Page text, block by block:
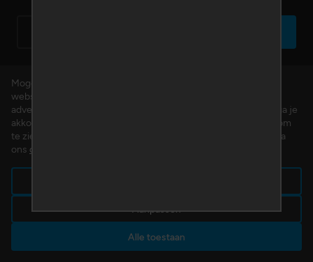
Mogen we cookies plaatsen? We gebruiken cookies om de
website te verbeteren en om gepersonaliseerde inhoud en
advertenties aan te bieden. Door op 'Alle toestaan' te klikken, ga je
akkoord met het gebruik van alle cookies. Klik op 'Aanpassen' om
te zien welke cookies wij plaatsen. Je kunt op ieder moment via
ons cookiebeleid
Aanpassen
Alle toestaan